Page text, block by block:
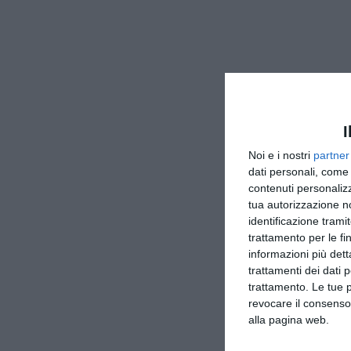
Noi e i nostri partner
dati personali,
contenuti
tua autorizzazione
identificazione
trattamento per le
informazioni più
trattamenti dei dati
trattamento. Le tue
revocare il
alla pagina web.